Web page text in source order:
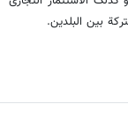
بین البلدین.